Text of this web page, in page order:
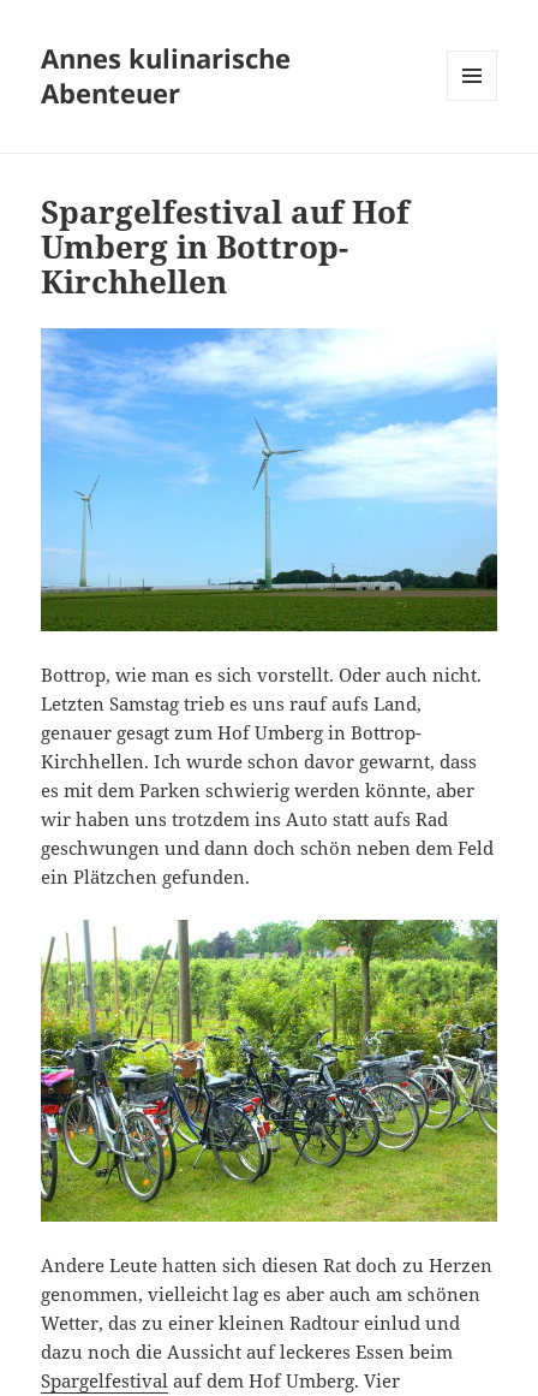
Annes kulinarische
Abenteuer
Spargelfestival auf Hof
Umberg in Bottrop-
Kirchhellen
Bottrop, wie man es sich vorstellt. Oder auch nicht.
Letzten Samstag trieb es uns rauf aufs Land,
genauer gesagt zum Hof Umberg in Bottrop-
Kirchhellen. Ich wurde schon davor gewarnt, dass
es mit dem Parken schwierig werden könnte, aber
wir haben uns trotzdem ins Auto statt aufs Rad
geschwungen und dann doch schön neben dem Feld
ein Plätzchen gefunden.
Andere Leute hatten sich diesen Rat doch zu Herzen
genommen, vielleicht lag es aber auch am schönen
Wetter, das zu einer kleinen Radtour einlud und
dazu noch die Aussicht auf leckeres Essen beim
Spargelfestival auf dem Hof Umberg. Vier